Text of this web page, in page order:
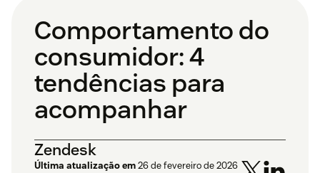
Comportamento do
consumidor: 4
tendências para
acompanhar
Zendesk
Última atualização em26 de fevereiro de 2026